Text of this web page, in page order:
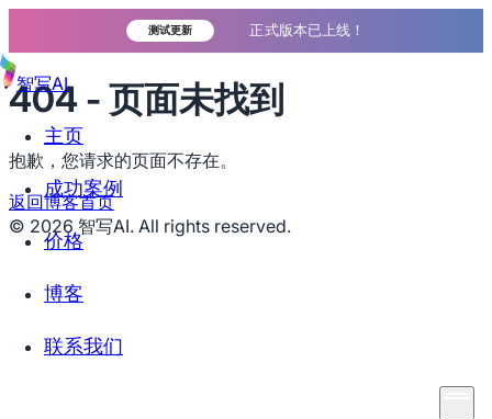
测试更新 正式版本已上线！
智写AI
主页
成功案例
价格
博客
联系我们
404 - 页面未找到
抱歉，您请求的页面不存在。
返回博客首页
© 2026 智写AI. All rights reserved.